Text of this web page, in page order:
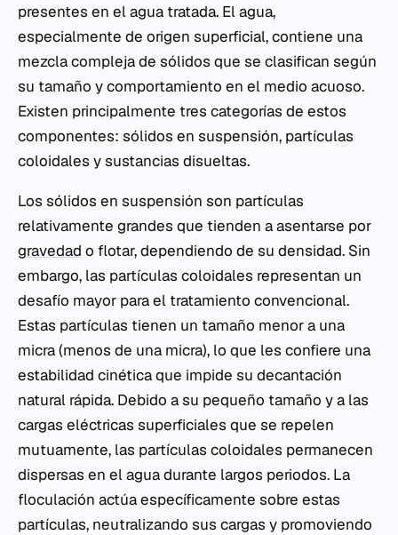
presentes en el agua tratada. El agua,
especialmente de origen superficial, contiene una
mezcla compleja de sólidos que se clasifican según
su tamaño y comportamiento en el medio acuoso.
Existen principalmente tres categorías de estos
componentes: sólidos en suspensión, partículas
coloidales y sustancias disueltas.
Los sólidos en suspensión son partículas
relativamente grandes que tienden a asentarse por
gravedad o flotar, dependiendo de su densidad. Sin
embargo, las partículas coloidales representan un
desafío mayor para el tratamiento convencional.
Estas partículas tienen un tamaño menor a una
micra (menos de una micra), lo que les confiere una
estabilidad cinética que impide su decantación
natural rápida. Debido a su pequeño tamaño y a las
cargas eléctricas superficiales que se repelen
mutuamente, las partículas coloidales permanecen
dispersas en el agua durante largos periodos. La
floculación actúa específicamente sobre estas
partículas, neutralizando sus cargas y promoviendo